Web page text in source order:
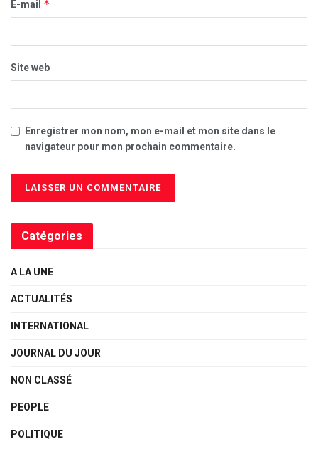
E-mail *
Site web
Enregistrer mon nom, mon e-mail et mon site dans le
navigateur pour mon prochain commentaire.
Catégories
A LA UNE
ACTUALITÉS
INTERNATIONAL
JOURNAL DU JOUR
NON CLASSÉ
PEOPLE
POLITIQUE